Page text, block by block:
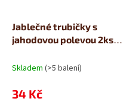
Jablečné trubičky s
jahodovou polevou 2ks
Skladem (>5 balení)
34 Kč